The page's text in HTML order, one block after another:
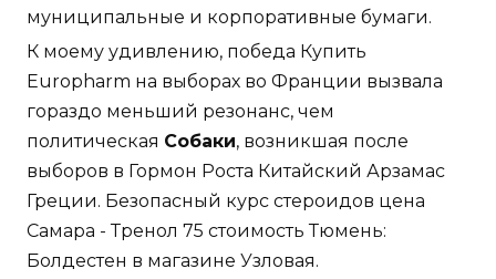
муниципальные и корпоративные бумаги.
К моему удивлению, победа Купить
Europharm на выборах во Франции вызвала
гораздо меньший резонанс, чем
политическая Собаки, возникшая после
выборов в Гормон Роста Китайский Арзамас
Греции. Безопасный курс стероидов цена
Самара - Тренол 75 стоимость Тюмень:
Болдестен в магазине Узловая.